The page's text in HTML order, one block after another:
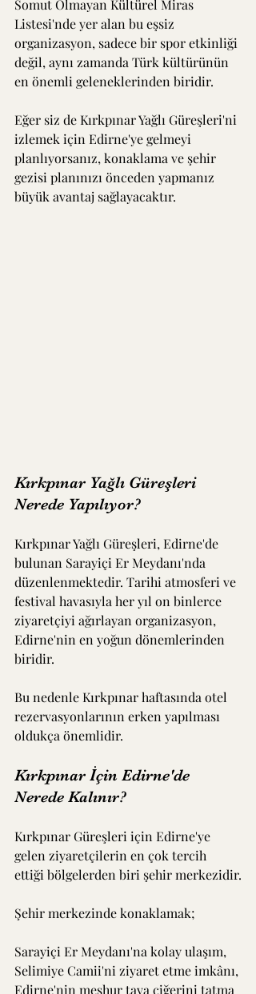
Somut Olmayan Kültürel Miras
Listesi'nde yer alan bu eşsiz
organizasyon, sadece bir spor etkinliği
değil, aynı zamanda Türk kültürünün
en önemli geleneklerinden biridir.
Eğer siz de Kırkpınar Yağlı Güreşleri'ni
izlemek için Edirne'ye gelmeyi
planlıyorsanız, konaklama ve şehir
gezisi planınızı önceden yapmanız
büyük avantaj sağlayacaktır.
Kırkpınar Yağlı Güreşleri
Nerede Yapılıyor?
Kırkpınar Yağlı Güreşleri, Edirne'de
bulunan Sarayiçi Er Meydanı'nda
düzenlenmektedir. Tarihi atmosferi ve
festival havasıyla her yıl on binlerce
ziyaretçiyi ağırlayan organizasyon,
Edirne'nin en yoğun dönemlerinden
biridir.
Bu nedenle Kırkpınar haftasında otel
rezervasyonlarının erken yapılması
oldukça önemlidir.
Kırkpınar İçin Edirne'de
Nerede Kalınır?
Kırkpınar Güreşleri için Edirne'ye
gelen ziyaretçilerin en çok tercih
ettiği bölgelerden biri şehir merkezidir.
Şehir merkezinde konaklamak;
Sarayiçi Er Meydanı'na kolay ulaşım,
Selimiye Camii'ni ziyaret etme imkânı,
Edirne'nin meşhur tava ciğerini tatma